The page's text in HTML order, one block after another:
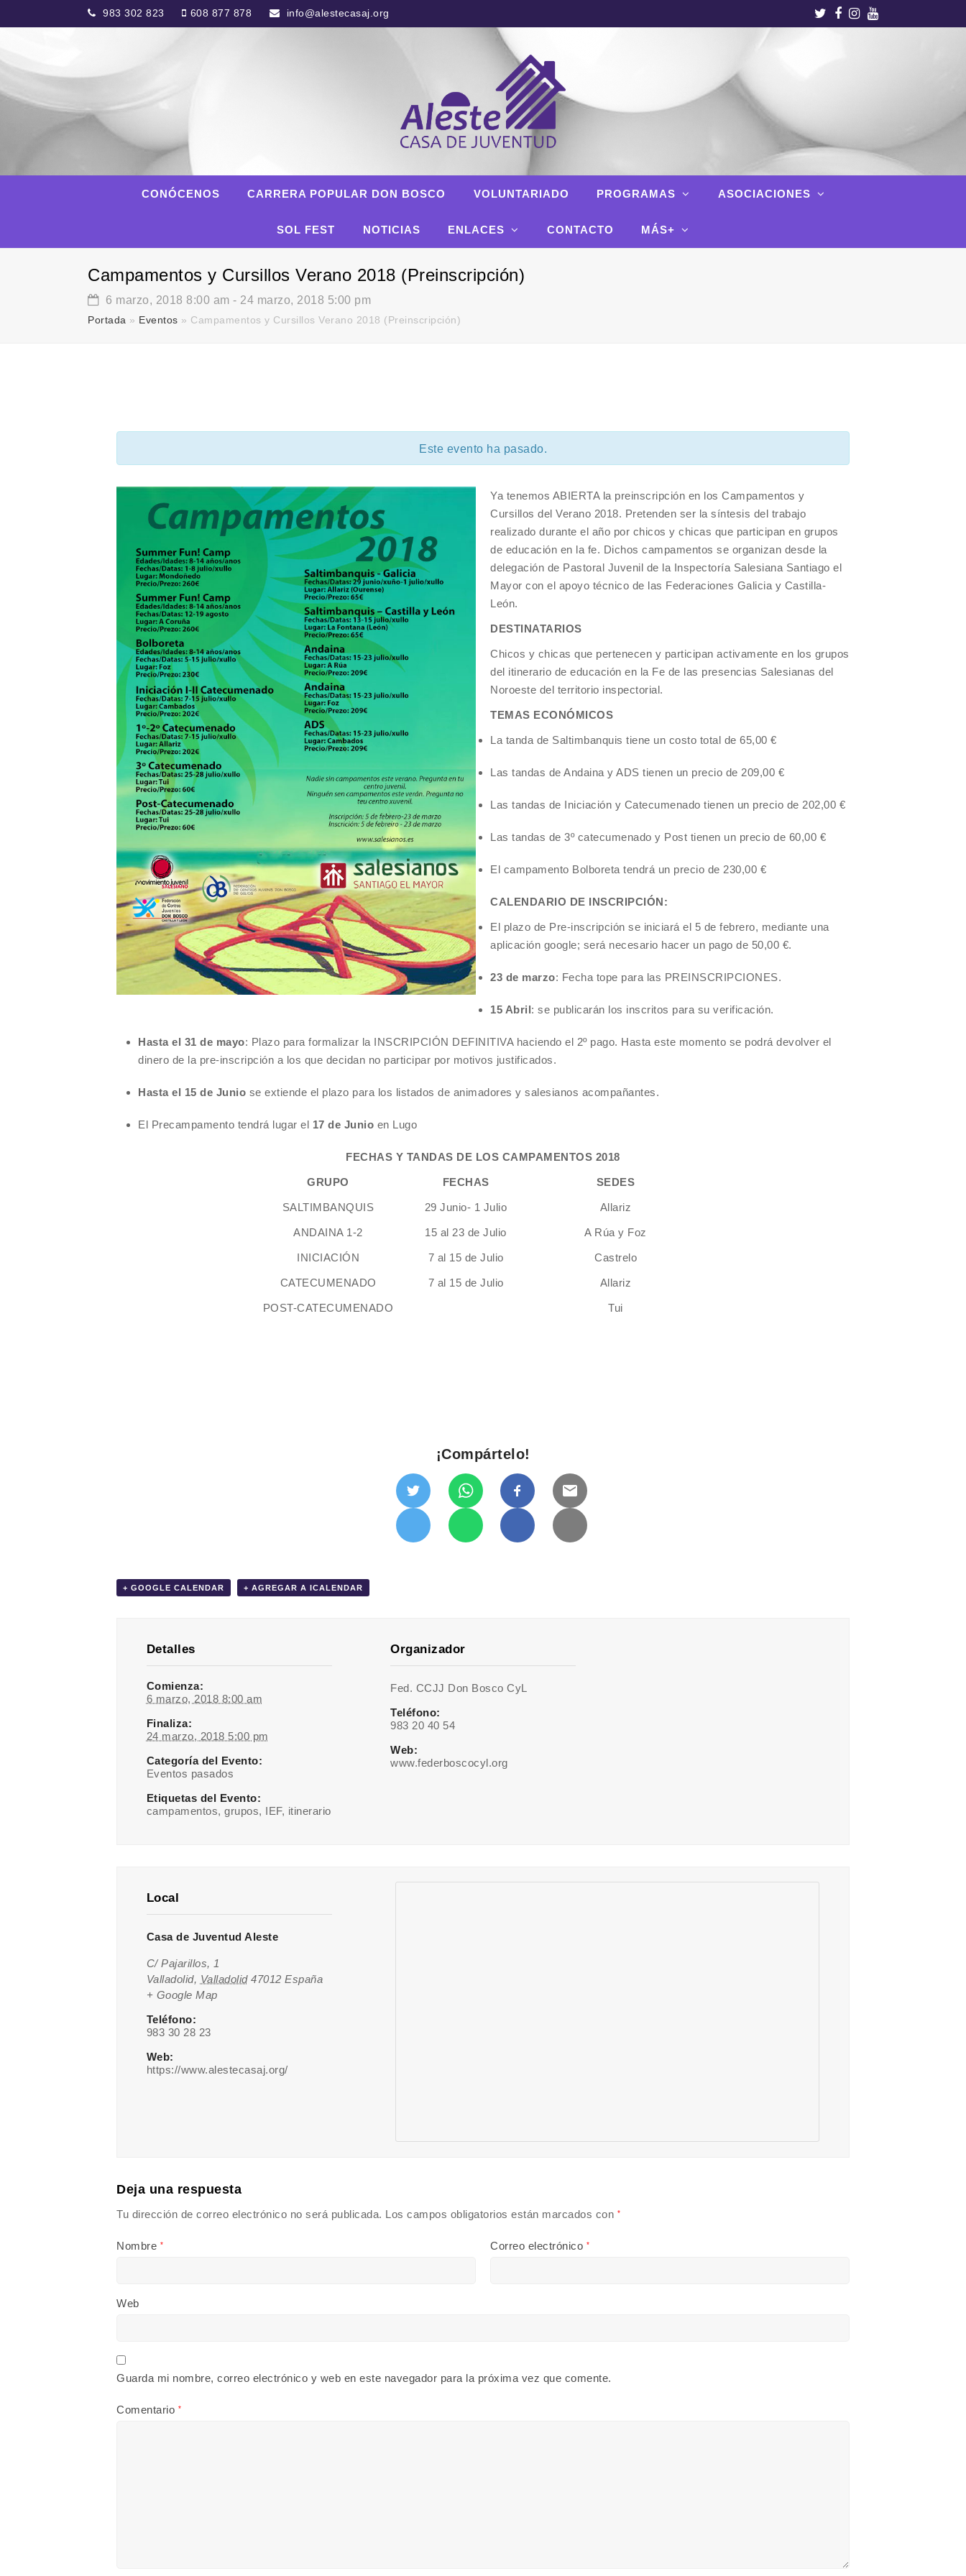
983 302 823 608 877 878 info@alestecasaj.org Twitter
Facebook
Instagram
Youtube
CONÓCENOS CARRERA POPULAR DON BOSCO VOLUNTARIADO PROGRAMAS ASOCIACIONES
SOL FEST NOTICIAS ENLACES CONTACTO MÁS+
Campamentos y Cursillos Verano 2018 (Preinscripción)
6 marzo, 2018 8:00 am - 24 marzo, 2018 5:00 pm
Portada » Eventos » Campamentos y Cursillos Verano 2018 (Preinscripción)
Este evento ha pasado.
Ya tenemos ABIERTA la preinscripción en los Campamentos y
Cursillos del Verano 2018. Pretenden ser la síntesis del trabajo
realizado durante el año por chicos y chicas que participan en grupos
de educación en la fe. Dichos campamentos se organizan desde la
delegación de Pastoral Juvenil de la Inspectoría Salesiana Santiago el
Mayor con el apoyo técnico de las Federaciones Galicia y Castilla-
León.
DESTINATARIOS
Chicos y chicas que pertenecen y participan activamente en los grupos
del itinerario de educación en la Fe de las presencias Salesianas del
Noroeste del territorio inspectorial.
TEMAS ECONÓMICOS
La tanda de Saltimbanquis tiene un costo total de 65,00 €
Las tandas de Andaina y ADS tienen un precio de 209,00 €
Las tandas de Iniciación y Catecumenado tienen un precio de 202,00 €
Las tandas de 3º catecumenado y Post tienen un precio de 60,00 €
El campamento Bolboreta tendrá un precio de 230,00 €
CALENDARIO DE INSCRIPCIÓN:
El plazo de Pre-inscripción se iniciará el 5 de febrero, mediante una
aplicación google; será necesario hacer un pago de 50,00 €.
23 de marzo: Fecha tope para las PREINSCRIPCIONES.
15 Abril: se publicarán los inscritos para su verificación.
Hasta el 31 de mayo: Plazo para formalizar la INSCRIPCIÓN DEFINITIVA haciendo el 2º pago. Hasta este momento se podrá devolver el
dinero de la pre-inscripción a los que decidan no participar por motivos justificados.
Hasta el 15 de Junio se extiende el plazo para los listados de animadores y salesianos acompañantes.
El Precampamento tendrá lugar el 17 de Junio en Lugo
FECHAS Y TANDAS DE LOS CAMPAMENTOS 2018
GRUPO FECHAS SEDES
SALTIMBANQUIS 29 Junio- 1 Julio Allariz
ANDAINA 1-2 15 al 23 de Julio A Rúa y Foz
INICIACIÓN 7 al 15 de Julio Castrelo
CATECUMENADO 7 al 15 de Julio Allariz
POST-CATECUMENADO Tui
¡Compártelo!
+ GOOGLE CALENDAR + AGREGAR A ICALENDAR
Detalles
Comienza:
6 marzo, 2018 8:00 am
Finaliza:
24 marzo, 2018 5:00 pm
Categoría del Evento:
Eventos pasados
Etiquetas del Evento:
campamentos,grupos, IEF, itinerario
Organizador
Fed. CCJJ Don Bosco CyL
Teléfono:
983 20 40 54
Web:
www.federboscocyl.org
Local
Casa de Juventud Aleste
C/ Pajarillos, 1
Valladolid, Valladolid 47012 España
+ Google Map
Teléfono:
983 30 28 23
Web:
https://www.alestecasaj.org/
Deja una respuesta
Tu dirección de correo electrónico no será publicada. Los campos obligatorios están marcados con *
Nombre * Correo electrónico *
Web
Guarda mi nombre, correo electrónico y web en este navegador para la próxima vez que comente.
Comentario *